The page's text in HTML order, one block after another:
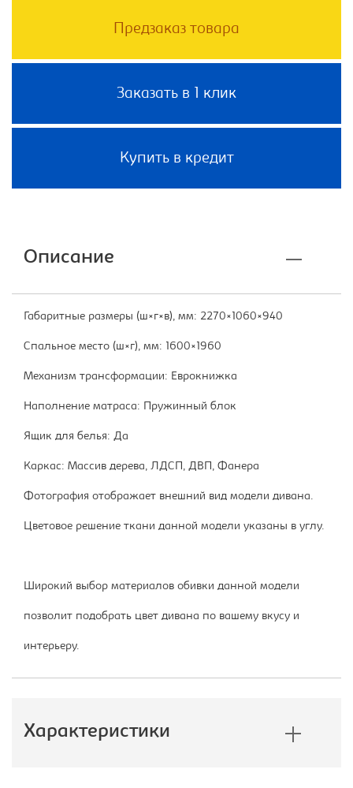
Предзаказ товара
Заказать в 1 клик
Купить в кредит
Описание
Габаритные размеры (ш×г×в), мм: 2270×1060×940
Спальное место (ш×г), мм: 1600×1960
Механизм трансформации: Еврокнижка
Наполнение матраса: Пружинный блок
Ящик для белья: Да
Каркас: Массив дерева, ЛДСП, ДВП, Фанера
Фотография отображает внешний вид модели дивана.
Цветовое решение ткани данной модели указаны в углу.
Широкий выбор материалов обивки данной модели
позволит подобрать цвет дивана по вашему вкусу и
интерьеру.
Характеристики